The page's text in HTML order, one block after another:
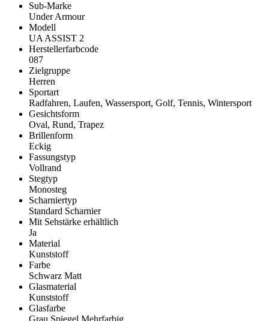
Sub-Marke
Under Armour
Modell
UA ASSIST 2
Herstellerfarbcode
087
Zielgruppe
Herren
Sportart
Radfahren, Laufen, Wassersport, Golf, Tennis, Wintersport
Gesichtsform
Oval, Rund, Trapez
Brillenform
Eckig
Fassungstyp
Vollrand
Stegtyp
Monosteg
Scharniertyp
Standard Scharnier
Mit Sehstärke erhältlich
Ja
Material
Kunststoff
Farbe
Schwarz Matt
Glasmaterial
Kunststoff
Glasfarbe
Grau Spiegel Mehrfarbig